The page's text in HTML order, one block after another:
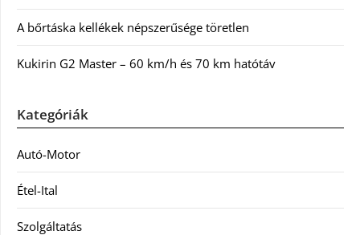
A bőrtáska kellékek népszerűsége töretlen
Kukirin G2 Master – 60 km/h és 70 km hatótáv
Kategóriák
Autó-Motor
Étel-Ital
Szolgáltatás